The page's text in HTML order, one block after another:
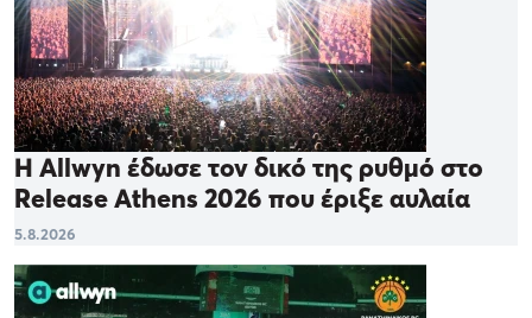
Η Allwyn έδωσε τον δικό της ρυθμό στο
Release Athens 2026 που έριξε αυλαία
5.8.2026